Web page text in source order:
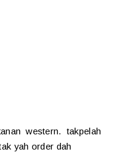
western. takpelah
yah order dah